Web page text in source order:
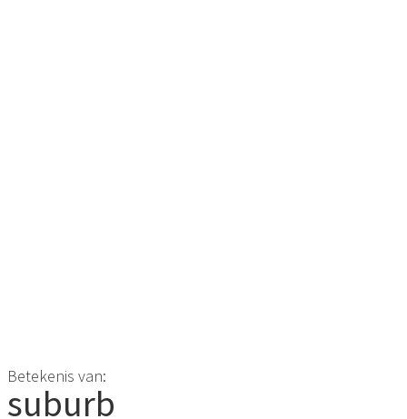
Betekenis van:
suburb